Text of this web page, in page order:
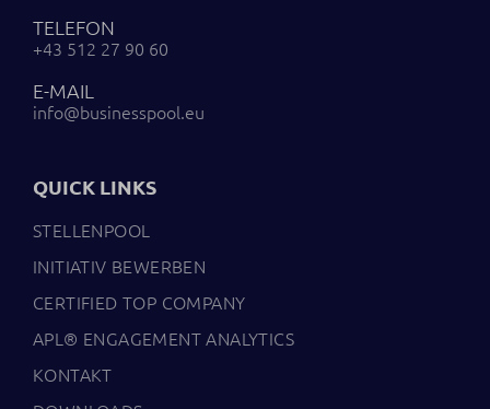
TELEFON
+43 512 27 90 60
E-MAIL
info@businesspool.eu
QUICK LINKS
STELLENPOOL
INITIATIV BEWERBEN
CERTIFIED TOP COMPANY
APL® ENGAGEMENT ANALYTICS
KONTAKT